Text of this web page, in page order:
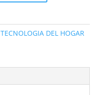
TECNOLOGIA DEL HOGAR